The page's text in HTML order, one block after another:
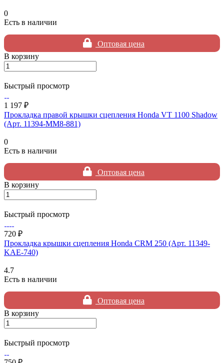
0
Есть в наличии
Оптовая цена
В корзину
Быстрый просмотр
1 197 ₽
Прокладка правой крышки сцепления Honda VT 1100 Shadow
(Арт. 11394-MM8-881)
0
Есть в наличии
Оптовая цена
В корзину
Быстрый просмотр
720 ₽
Прокладка крышки сцепления Honda CRM 250 (Арт. 11349-
KAE-740)
4.7
Есть в наличии
Оптовая цена
В корзину
Быстрый просмотр